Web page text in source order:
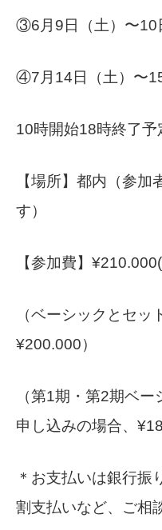
③6月9日（土）〜10
④7月14日（土）〜15
10時開始18時終了予
【場所】都内（参加
す）
【参加費】
（ベーシックとセッ
¥200.000）
（第1期・第2期ベ
申し込みの場合、
＊お支払いは銀行振
割支払いなど、ご相